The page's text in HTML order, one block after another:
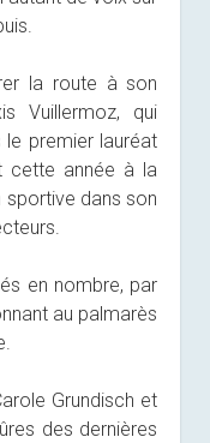
la route à son
Vuillermoz, qui
premier lauréat
cette année à la
dans son
en nombre, par
au palmarès
Grundisch et
des dernières